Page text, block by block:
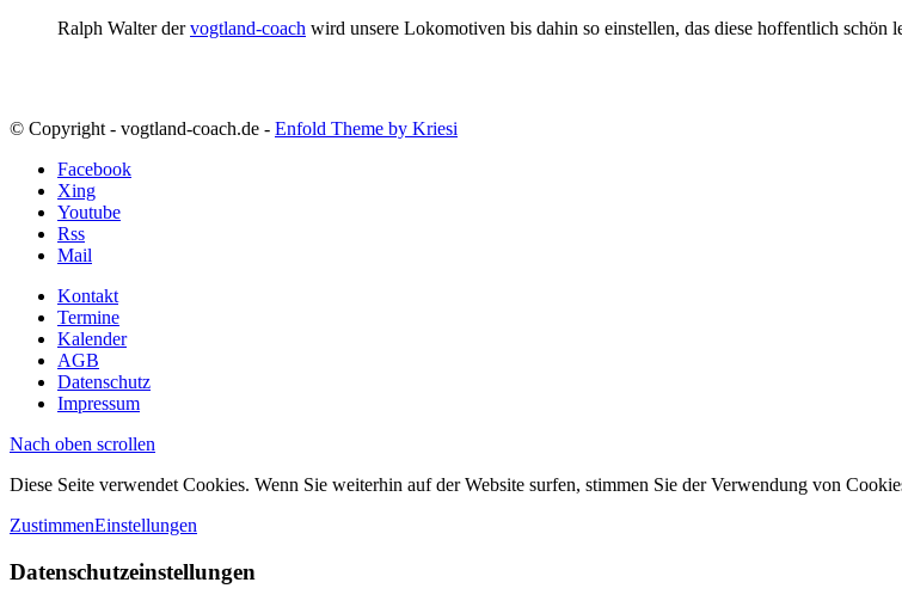
Ralph Walter dervogtland-coach wird unsere Lokomotiven bis dahin so einstellen, das diese hoffentlich
© Copyright - vogtland-coach.de - Enfold Theme by Kriesi
Facebook
Xing
Youtube
Rss
Mail
Kontakt
Termine
Kalender
AGB
Datenschutz
Impressum
Nach oben scrollen
Diese Seite verwendet Cookies. Wenn Sie weiterhin auf der Website surfen, stimmen Sie der Verwendung von
ZustimmenEinstellungen
Datenschutzeinstellungen